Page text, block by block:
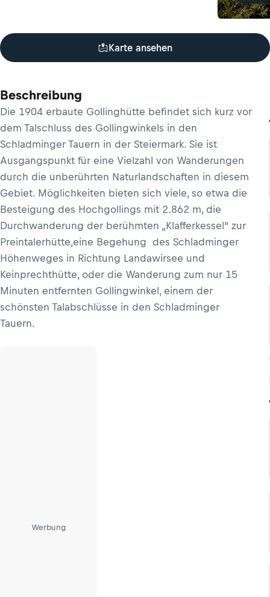
Karte ansehen
Beschreibung
Die 1904 erbaute Gollinghütte befindet sich kurz vor
dem Talschluss des Gollingwinkels in den
Schladminger Tauern in der Steiermark. Sie ist
Ausgangspunkt für eine Vielzahl von Wanderungen
durch die unberührten Naturlandschaften in diesem
Gebiet. Möglichkeiten bieten sich viele, so etwa die
Besteigung des Hochgollings mit 2.862 m, die
Durchwanderung der berühmten „Klafferkessel“ zur
Preintalerhütte,eine Begehung des Schladminger
Höhenweges in Richtung Landawirsee und
Keinprechthütte, oder die Wanderung zum nur 15
Minuten entfernten Gollingwinkel, einem der
schönsten Talabschlüsse in den Schladminger
Tauern.
Werbung